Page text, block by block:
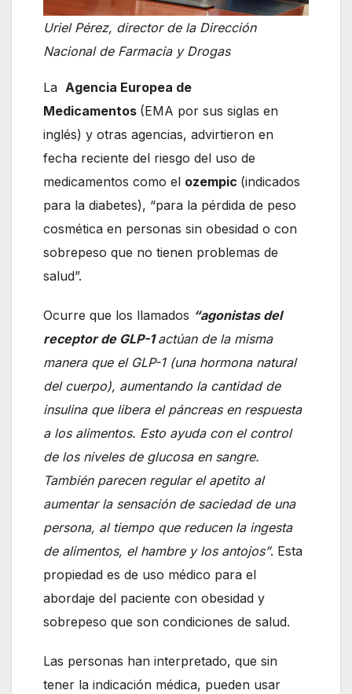
Uriel Pérez, director de la Dirección
Nacional de Farmacia y Drogas
La Agencia Europea de
Medicamentos (EMA por sus siglas en
inglés) y otras agencias, advirtieron en
fecha reciente del riesgo del uso de
medicamentos como el ozempic (indicados
para la diabetes), “para la pérdida de peso
cosmética en personas sin obesidad o con
sobrepeso que no tienen problemas de
salud”.
Ocurre que los llamados “agonistas del
receptor de GLP-1actúan de la misma
manera que el GLP-1 (una hormona natural
del cuerpo), aumentando la cantidad de
insulina que libera el páncreas en respuesta
a los alimentos. Esto ayuda con el control
de los niveles de glucosa en sangre.
También parecen regular el apetito al
aumentar la sensación de saciedad de una
persona, al tiempo que reducen la ingesta
de alimentos, el hambre y los antojos”. Esta
propiedad es de uso médico para el
abordaje del paciente con obesidad y
sobrepeso que son condiciones de salud.
Las personas han interpretado, que sin
tener la indicación médica, pueden usar